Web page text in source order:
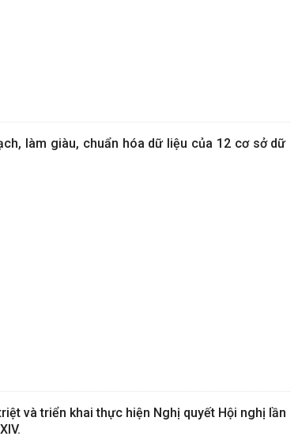
làm giàu, chuẩn hóa dữ liệu của 12 cơ sở dữ
và triển khai thực hiện Nghị quyết Hội nghị lần